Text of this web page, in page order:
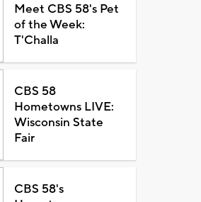
Meet CBS 58's Pet
of the Week:
T'Challa
CBS 58
Hometowns LIVE:
Wisconsin State
Fair
CBS 58's